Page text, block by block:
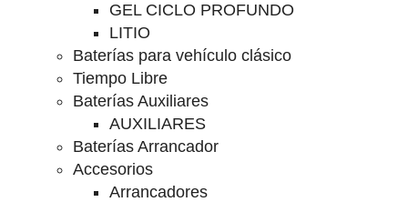
GEL CICLO PROFUNDO
LITIO
Baterías para vehículo clásico
Tiempo Libre
Baterías Auxiliares
AUXILIARES
Baterías Arrancador
Accesorios
Arrancadores